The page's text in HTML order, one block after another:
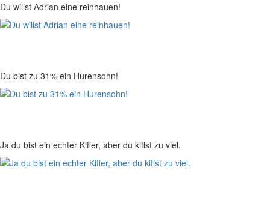
Du willst Adrian eine reinhauen!
Du bist zu 31% ein Hurensohn!
Ja du bist ein echter Kiffer, aber du kiffst zu viel.